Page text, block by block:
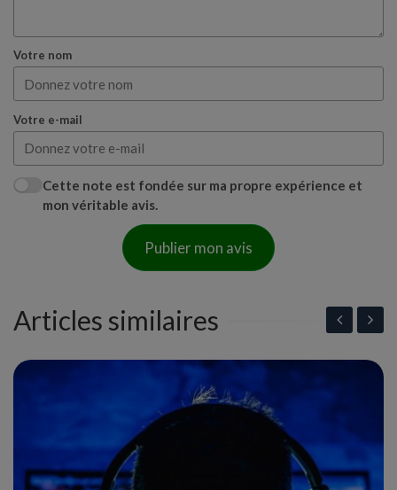
Votre nom
Votre e-mail
Cette note est fondée sur ma propre expérience et
mon véritable avis.
Publier mon avis
Articles similaires